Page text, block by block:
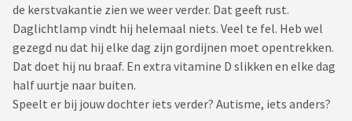
de kerstvakantie zien we weer verder. Dat geeft rust.
Daglichtlamp vindt hij helemaal niets. Veel te fel. Heb wel
gezegd nu dat hij elke dag zijn gordijnen moet opentrekken.
Dat doet hij nu braaf. En extra vitamine D slikken en elke dag
half uurtje naar buiten.
Speelt er bij jouw dochter iets verder? Autisme, iets anders?